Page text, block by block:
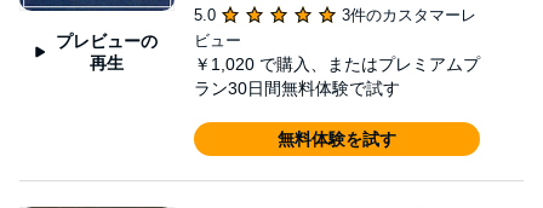
プレビューの
再生
5.0
3件のカスタマーレ
ビュー
￥1,020 で購入、またはプレミアムプ
ラン30日間無料体験で試す
無料体験を試す